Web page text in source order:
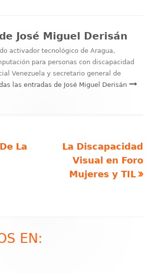
José Miguel Derisán
activador tecnológico de Aragua,
para personas con discapacidad
Venezuela y secretario general de
las entradas de José Miguel Derisán
La
Artículo
siguiente
La Discapacidad
Visual en Foro
Mujeres y TIL
EN: